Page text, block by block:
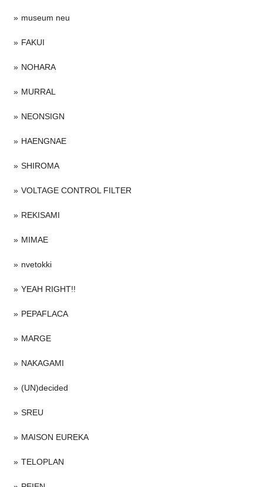
museum neu
FAKUI
NOHARA
MURRAL
NEONSIGN
HAENGNAE
SHIROMA
VOLTAGE CONTROL FILTER
REKISAMI
MIMAE
nvetokki
YEAH RIGHT!!
PEPAFLACA
MARGE
NAKAGAMI
(UN)decided
SREU
MAISON EUREKA
TELOPLAN